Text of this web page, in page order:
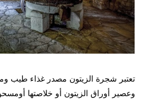
تعتبر شجرة الزيتون مصدر غذاء طيب
وعصير أوراق الزيتون أو خلاصتها